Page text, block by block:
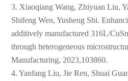
3. Xiaoqiang Wang, Zhiyuan Liu,
Shifeng Wen, Yusheng Shi.
additively manufactured 316L/
through heterogeneous
Manufacturing, 2023,103860.
4. Yanfang Liu, Jie Ren, Shuai